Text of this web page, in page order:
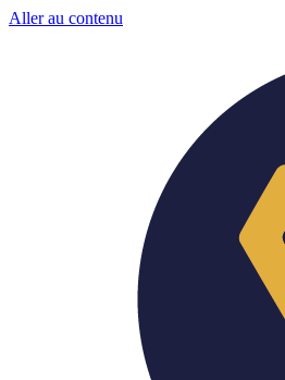
Aller au contenu